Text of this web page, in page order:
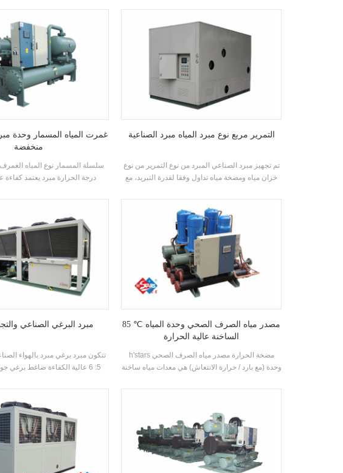
المبخرات، أنظمة إعادة تدوير
نوع اقتصاديات وخنق لوحة
التطبيقات: تستخدم أساسا في
المركزية والتبريد العملية
والصغيرة مكاتب. مكيفات الهواء مجلس الوزراء لديها
مزايا الطاقة العالية والرياح القوية الطاقة. الوحدة لديها
8 المواصفات القياسية ومدخل مياه التبريد درجة
مصنع، مطعم، مركز تسوق، مكتب وغيرها من أجهزة
تكييف الهواء أنظمة
غمرت المياه المسمار وحدة
منخفضة
درجة الحرارة مبرد يعتمد كفاءة
الوحدة لديها 39 القياسية المواصفات.
التمرير مربع نوع مبرد المياه مبرد الصناعية
تم تجهيز مبرد الصناعي المبرد من نوع التمرير من نوع
خزان مياه ومضخة مياه تداول وفقا لقدرة التبريد، مع
الإلكترونية مكونات. وهي مجهزة ب كفاءة عالية شل و
مبرد البرغي الصناعي
تتكون مبرد برغي مبرد بالهواء
5: 6 عالية الكفاءة ضاغط برغي
الكهربائي مكونات، والتي يمكن
85 ℃ مصدر مياه الصرف الصحي وحدة المياه
الساخنة عالية الحرارة
h'stars مضخة الحرارة مصدر مياه الصرف الصحي
وحدة (مع بارد / حرارة الانتعاش) هي معدات مياه ساخنة
حمام السباحة وغيرها من أماكن الاستحمام، واستخراج
طريقة التدفئة التقليدية، والتي يمكن أن تقلل كثيرا من
العملية التكلفة.